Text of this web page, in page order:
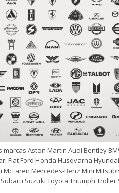
Aston Martin Audi Bentley
Fiat Ford Honda Husqvarna Hyundai
Mercedes-Benz Mini
Suzuki Toyota Triumph